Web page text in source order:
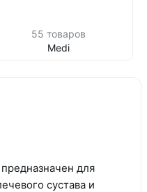
55 товаров
Medi
для
сустава и